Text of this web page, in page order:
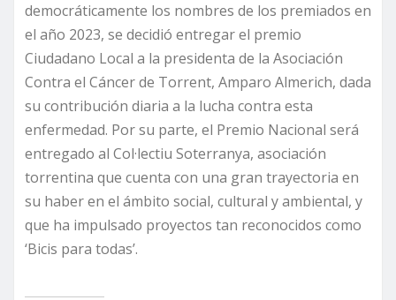
democráticamente los nombres de los premiados en
el año 2023, se decidió entregar el premio
Ciudadano Local a la presidenta de la Asociación
Contra el Cáncer de Torrent, Amparo Almerich, dada
su contribución diaria a la lucha contra esta
enfermedad. Por su parte, el Premio Nacional será
entregado al Col·lectiu Soterranya, asociación
torrentina que cuenta con una gran trayectoria en
su haber en el ámbito social, cultural y ambiental, y
que ha impulsado proyectos tan reconocidos como
‘Bicis para todas’.